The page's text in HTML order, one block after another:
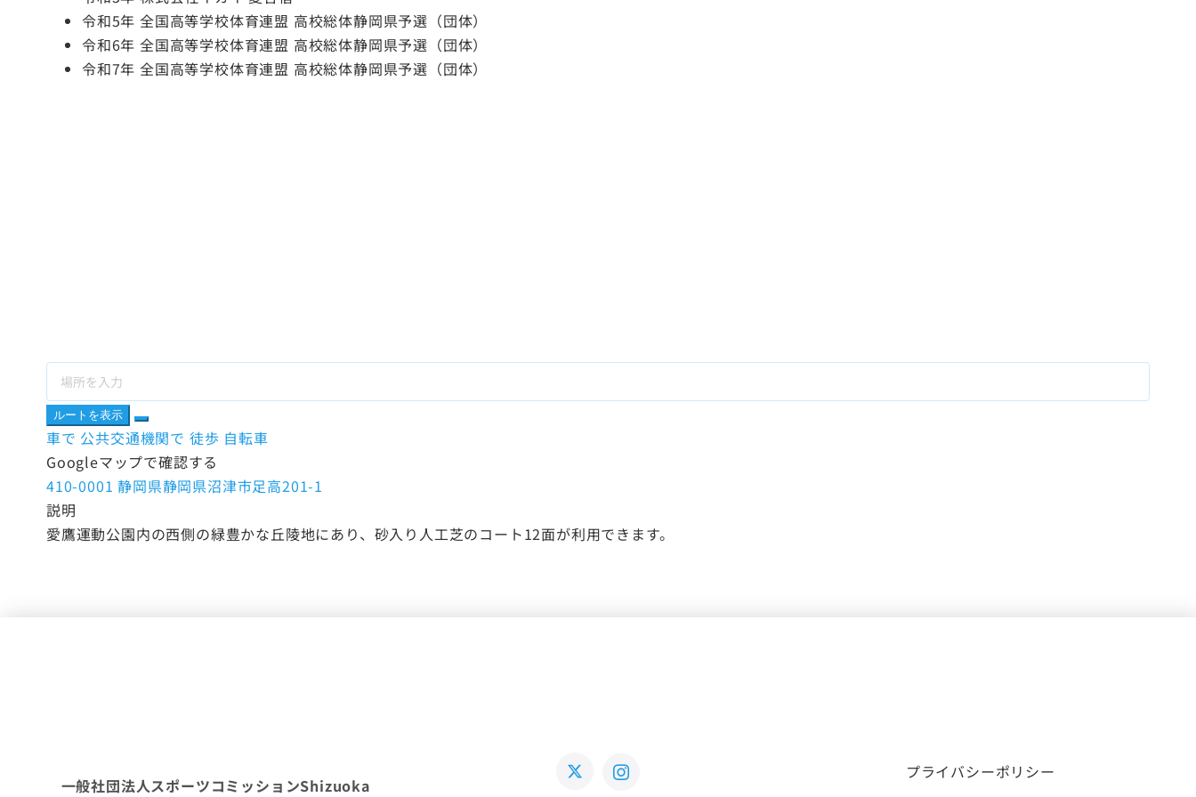
令和5年 全国高等学校体育連盟 高校総体静岡県予選（団体）
令和6年 全国高等学校体育連盟 高校総体静岡県予選（団体）
令和7年 全国高等学校体育連盟 高校総体静岡県予選（団体）
ルートを表示
車で 公共交通機関で 徒歩 自転車
Googleマップで確認する
410-0001 静岡県静岡県沼津市足高201-1
説明
愛鷹運動公園内の西側の緑豊かな丘陵地にあり、砂入り人工芝のコート12面が利用できます。
一般社団法人スポーツコミッションShizuoka
プライバシーポリシー